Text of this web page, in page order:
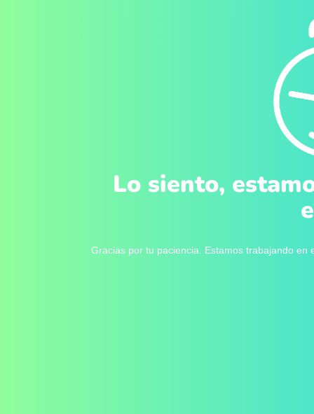
Lo siento,
Gracias por tu paciencia. Estamos trabajando en